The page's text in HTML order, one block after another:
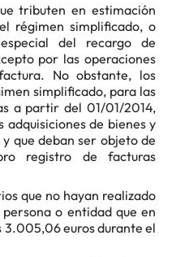
tributen en estimación
régimen simplificado, o
del recargo de
por las operaciones
No obstante, los
simplificado, para las
a partir del 01/01/2014,
de bienes y
que deban ser objeto de
registro de facturas
que no hayan realizado
o entidad que en
3.005,06 euros durante el